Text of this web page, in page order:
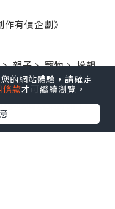
有價企劃》
丶親子丶寵物丶扮靚
多吃喝玩樂資訊！
的網站體驗，請確定
條款才可繼續瀏覽。